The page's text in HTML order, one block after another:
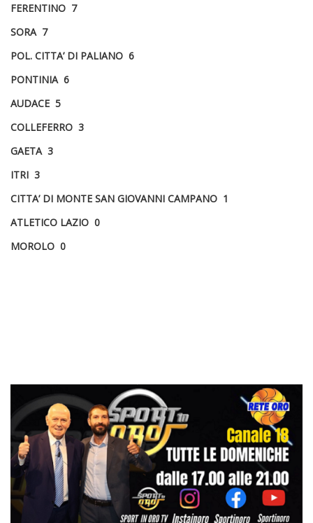
FERENTINO 7
SORA 7
POL. CITTA’ DI PALIANO 6
PONTINIA 6
AUDACE 5
COLLEFERRO 3
GAETA 3
ITRI 3
CITTA’ DI MONTE SAN GIOVANNI CAMPANO 1
ATLETICO LAZIO 0
MOROLO 0